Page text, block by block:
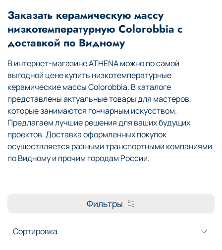
Заказать керамическую массу
низкотемпературную Colorobbia с
доставкой по Видному
В интернет-магазине ATHENA можно по самой
выгодной цене купить низкотемпературные
керамические массы Colorobbia. В каталоге
представлены актуальные товары для мастеров,
которые занимаются гончарным искусством.
Предлагаем лучшие решения для ваших будущих
проектов. Доставка оформленных покупок
осуществляется разными транспортными компаниями
по Видному и прочим городам России.
Фильтры